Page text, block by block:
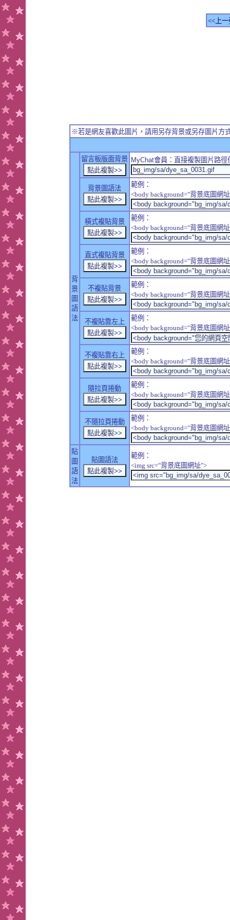
<<上一
※若是網友喜歡此圖片，請用另存背景或另存圖片方
背
景
圖
語
法
留言板版面背景 MyChat會員：直接複製圖片路
背景圖語法
範例：
<body background="背景底圖網
橫式複貼背景
範例：
<body background="背景底圖網
直式複貼背景
範例：
<body background="背景底圖網
不複貼背景
範例：
<body background="背景底圖網
不複貼靠左上
範例：
<body background="背景底圖網
不複貼靠右上
範例：
<body background="背景底圖網
隨拉頁捲動
範例：
<body background="背景底圖網
不隨拉頁捲動
範例：
<body background="背景底圖網
貼
圖
語
法
貼圖語法
範例：
<img src="背景底圖網址">